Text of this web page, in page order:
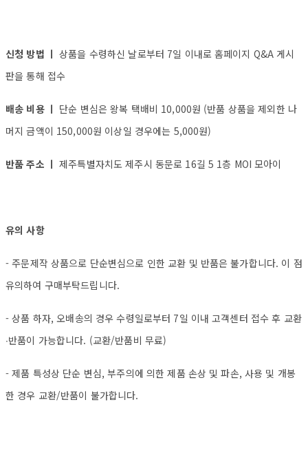
신청 방법 ㅣ상품을 수령하신 날로부터 7일 이내로 홈페이지 Q&A 게시
판을 통해 접수
배송 비용 ㅣ 단순 변심은 왕복 택배비 10,000원 (반품 상품을 제외한 나
머지 금액이 150,000원 이상일 경우에는 5,000원)
반품 주소 ㅣ제주특별자치도 제주시 동문로 16길 5 1층 MOI 모아이
유의 사항
- 주문제작 상품으로 단순변심으로 인한 교환 및 반품은 불가합니다. 이 점
유의하여 구매부탁드립니다.
- 상품 하자, 오배송의 경우 수령일로부터 7일 이내 고객센터 접수 후 교환
∙반품이 가능합니다. (교환/반품비 무료)
- 제품 특성상 단순 변심, 부주의에 의한 제품 손상 및 파손, 사용 및 개봉
한 경우 교환/반품이 불가합니다.